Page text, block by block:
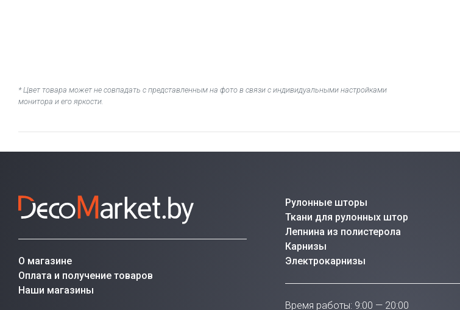
* Цвет товара может не совпадать с представленным на фото в связи с индивидуальными настройками
монитора и его яркости.
О магазине
Оплата и получение товаров
Наши магазины
Рулонные шторы
Ткани для рулонных штор
Лепнина из полистерола
Карнизы
Электрокарнизы
Время работы: 9:00 — 20:00